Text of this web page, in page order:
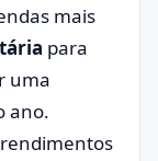
mais
para
uma
ano.